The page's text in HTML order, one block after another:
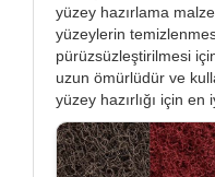
yüzey hazırlama
yüzeylerin
pürüzsüzleştirilmesi
uzun ömürlüdür ve
yüzey hazırlığı için